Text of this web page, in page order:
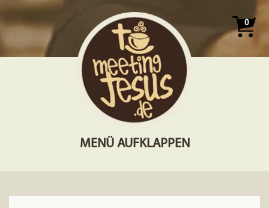
0
MENÜ AUFKLAPPEN